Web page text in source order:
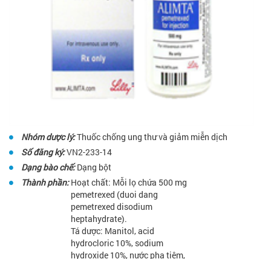
Nhóm dược lý:Thuốc chống ung thư và giảm miễn dịch
Số đăng ký:VN2-233-14
Dạng bào chế:Dạng bột
Thành phần: Hoạt chất: Mỗi lọ chứa 500 mg
pemetrexed (duoi dang
pemetrexed disodium
heptahydrate).
Tá dược: Manitol, acid
hydrocloric 10%, sodium
hydroxide 10%, nước pha tiêm,